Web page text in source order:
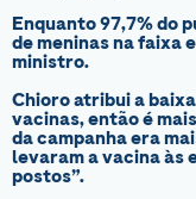
Enquanto 97,7% do
de meninas na faixa
ministro.
Chioro atribui a
vacinas, então é
da campanha era
levaram a vacina às
postos”.